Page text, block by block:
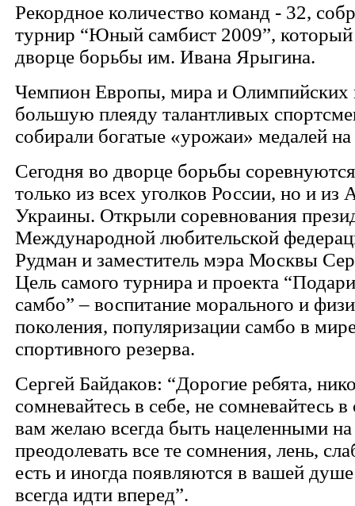
Рекордное количество команд - 32,
турнир “Юный самбист 2009”, который
дворце борьбы им. Ивана Ярыгина.
Чемпион Европы, мира и Олимпийских
большую плеяду талантливых
собирали богатые «урожаи» медалей
Сегодня во дворце борьбы
только из всех уголков России, но и из
Украины. Открыли соревнования
Международной любительской
Рудман и заместитель мэра Москвы
Цель самого турнира и проекта
самбо” – воспитание морального и
поколения, популяризации самбо в
спортивного резерва.
Сергей Байдаков: “Дорогие ребята,
сомневайтесь в себе, не сомневайтесь
вам желаю всегда быть нацеленными
преодолевать все те сомнения, лень,
есть и иногда появляются в вашей
всегда идти вперед”.